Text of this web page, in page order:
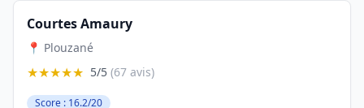
Courtes Amaury
📍 Plouzané
★★★★★ 5/5 (67 avis)
Score : 16.2/20